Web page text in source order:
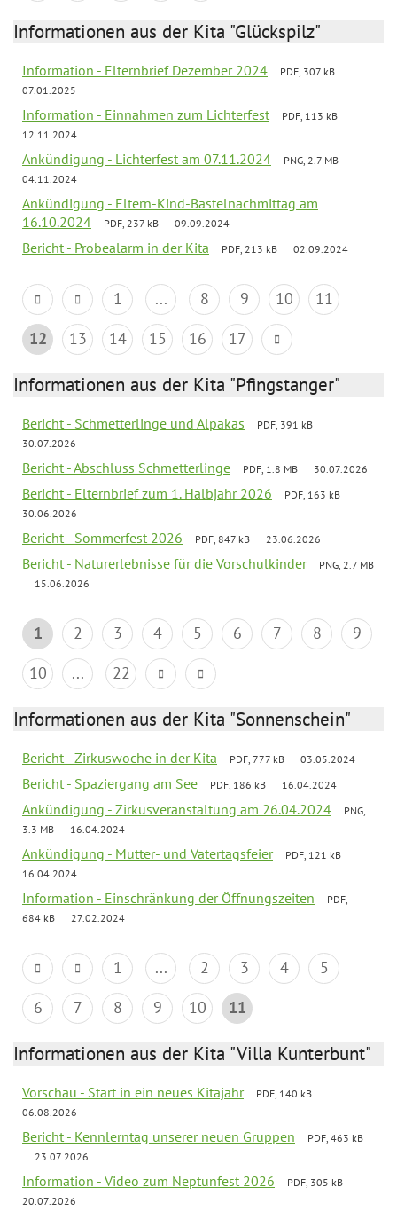
Informationen aus der Kita "Glückspilz"
Information - Elternbrief Dezember 2024
PDF, 307 kB
07.01.2025
Information - Einnahmen zum Lichterfest
PDF, 113 kB
12.11.2024
Ankündigung - Lichterfest am 07.11.2024
PNG, 2.7 MB
04.11.2024
Ankündigung - Eltern-Kind-Bastelnachmittag am
16.10.2024
PDF, 237 kB 09.09.2024
Bericht - Probealarm in der Kita PDF, 213 kB 02.09.2024
1 ... 8 9 10
11
12
13 14 15 16 17
Informationen aus der Kita "Pfingstanger"
Bericht - Schmetterlinge und Alpakas
PDF, 391 kB
30.07.2026
Bericht - Abschluss Schmetterlinge PDF, 1.8 MB 30.07.2026
Bericht - Elternbrief zum 1. Halbjahr 2026
PDF, 163 kB
30.06.2026
Bericht - Sommerfest 2026 PDF, 847 kB 23.06.2026
Bericht - Naturerlebnisse für die Vorschulkinder
PNG, 2.7 MB
15.06.2026
1 2 3 4 5 6 7 8
9
10
... 22
Informationen aus der Kita "Sonnenschein"
Bericht - Zirkuswoche in der Kita PDF, 777 kB 03.05.2024
Bericht - Spaziergang am See PDF, 186 kB 16.04.2024
Ankündigung - Zirkusveranstaltung am 26.04.2024
PNG,
3.3 MB
16.04.2024
Ankündigung - Mutter- und Vatertagsfeier
PDF, 121 kB
16.04.2024
Information - Einschränkung der Öffnungszeiten
PDF,
684 kB
27.02.2024
1 ... 2 3 4
5
6
7 8 9 10 11
Informationen aus der Kita "Villa Kunterbunt"
Vorschau - Start in ein neues Kitajahr
PDF, 140 kB
06.08.2026
Bericht - Kennlerntag unserer neuen Gruppen
PDF, 463 kB
23.07.2026
Information - Video zum Neptunfest 2026
PDF, 305 kB
20.07.2026